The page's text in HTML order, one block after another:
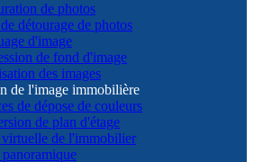
de photos
détourage de photos
d'image
de fond d'image
des images
de l'image immobilière
de dépose de couleurs
de plan d'étage
de l'immobilier